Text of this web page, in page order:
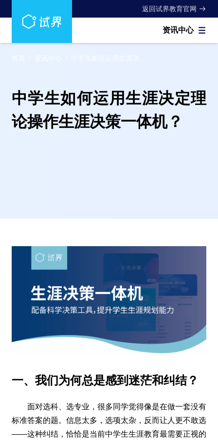
返回试界教育官网
资讯中心
中学生如何运用生涯决...
中学生如何运用生涯决定理
论操作生涯决策一体机？
一、我们为何总是感到迷茫和纠结？
面对选科、选专业，很多同学觉得像是在做一套没有
标准答案的题。信息太多，选项太杂，反而让人更不敢选
——这种纠结，恰恰是当前中学生生涯教育最需要正视的